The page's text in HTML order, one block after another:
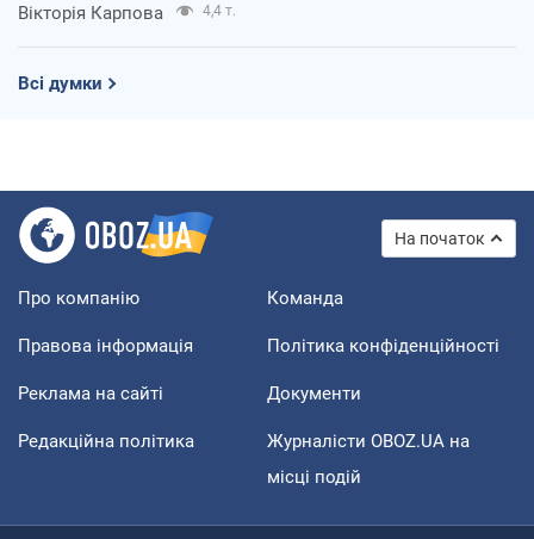
Вікторія Карпова 4,4 т.
Всі думки
На початок
Про компанію Команда
Правова інформація Політика конфіденційності
Реклама на сайті Документи
Редакційна політика
Журналісти OBOZ.UA на
місці подій